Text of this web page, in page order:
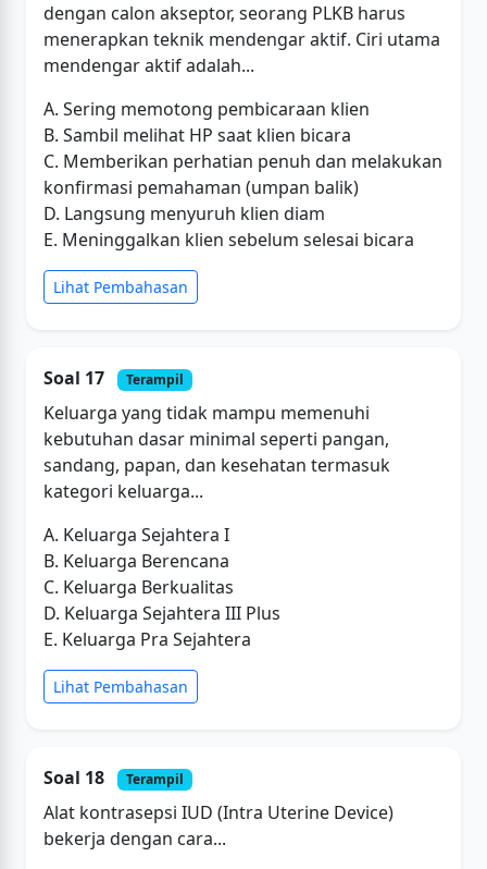
dengan calon akseptor, seorang PLKB harus
menerapkan teknik mendengar aktif. Ciri utama
mendengar aktif adalah...
A. Sering memotong pembicaraan klien
B. Sambil melihat HP saat klien bicara
C. Memberikan perhatian penuh dan melakukan
konfirmasi pemahaman (umpan balik)
D. Langsung menyuruh klien diam
E. Meninggalkan klien sebelum selesai bicara
Lihat Pembahasan
Soal 17 Terampil
Keluarga yang tidak mampu memenuhi
kebutuhan dasar minimal seperti pangan,
sandang, papan, dan kesehatan termasuk
kategori keluarga...
A. Keluarga Sejahtera I
B. Keluarga Berencana
C. Keluarga Berkualitas
D. Keluarga Sejahtera III Plus
E. Keluarga Pra Sejahtera
Lihat Pembahasan
Soal 18 Terampil
Alat kontrasepsi IUD (Intra Uterine Device)
bekerja dengan cara...